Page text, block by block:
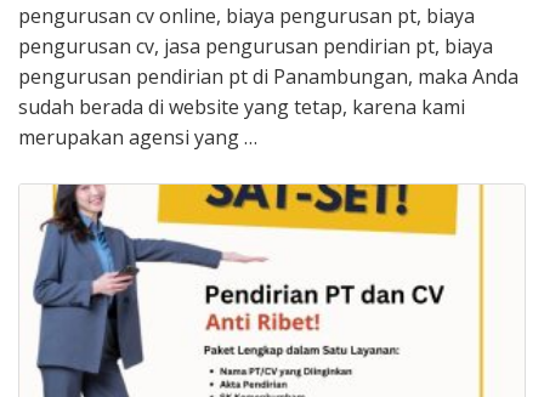
pengurusan cv online, biaya pengurusan pt, biaya
pengurusan cv, jasa pengurusan pendirian pt, biaya
pengurusan pendirian pt di Panambungan, maka Anda
sudah berada di website yang tetap, karena kami
merupakan agensi yang …